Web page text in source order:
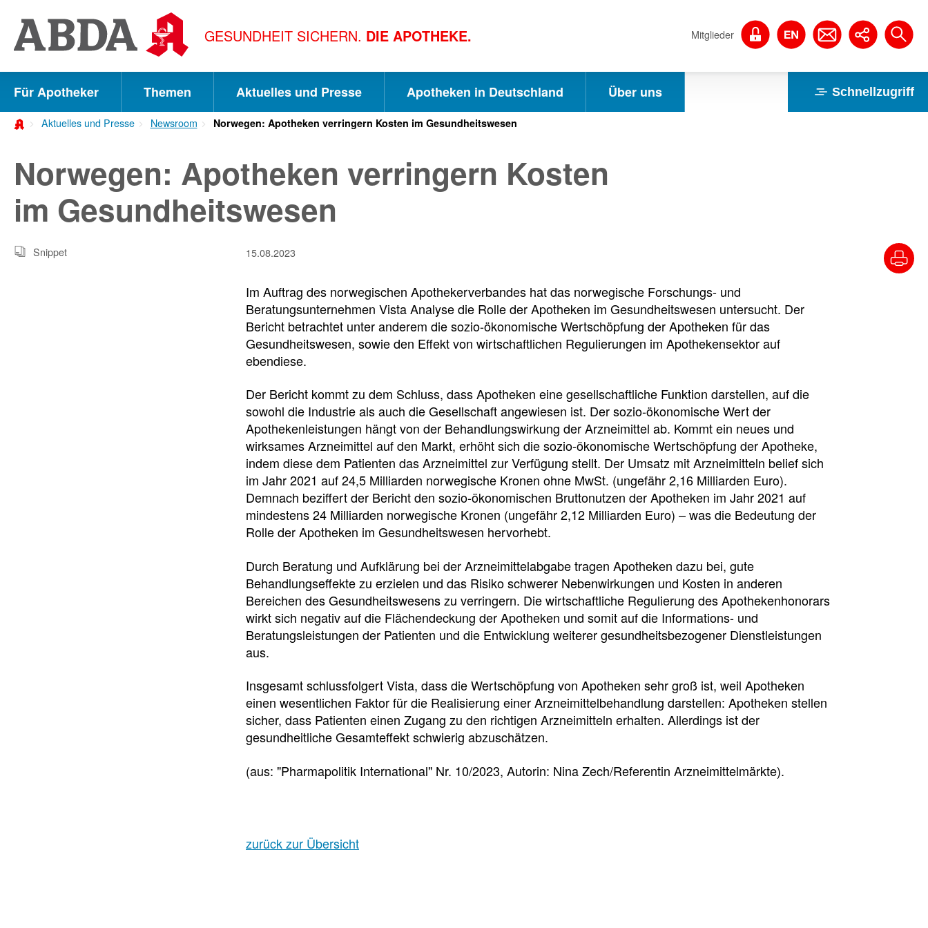
direkt
zu:
zur
Hauptnavigation
zur
zum
Inhalt
Suche
GESUNDHEIT SICHERN. DIE APOTHEKE. Mitglieder
Für Apotheker Themen Aktuelles und Presse Apotheken in Deutschland Über uns Schnellzugriff
Aktuelles und Presse Newsroom Norwegen: Apotheken verringern Kosten im Gesundheitswesen
Norwegen: Apotheken verringern Kosten
im Gesundheitswesen
Snippet 15.08.2023
Im Auftrag des norwegischen Apothekerverbandes hat das norwegische Forschungs- und
Beratungsunternehmen Vista Analyse die Rolle der Apotheken im Gesundheitswesen untersucht. Der
Bericht betrachtet unter anderem die sozio-ökonomische Wertschöpfung der Apotheken für das
Gesundheitswesen, sowie den Effekt von wirtschaftlichen Regulierungen im Apothekensektor auf
ebendiese.
Der Bericht kommt zu dem Schluss, dass Apotheken eine gesellschaftliche Funktion darstellen, auf die
sowohl die Industrie als auch die Gesellschaft angewiesen ist. Der sozio-ökonomische Wert der
Apothekenleistungen hängt von der Behandlungswirkung der Arzneimittel ab. Kommt ein neues und
wirksames Arzneimittel auf den Markt, erhöht sich die sozio-ökonomische Wertschöpfung der Apotheke,
indem diese dem Patienten das Arzneimittel zur Verfügung stellt. Der Umsatz mit Arzneimitteln belief sich
im Jahr 2021 auf 24,5 Milliarden norwegische Kronen ohne MwSt. (ungefähr 2,16 Milliarden Euro).
Demnach beziffert der Bericht den sozio-ökonomischen Bruttonutzen der Apotheken im Jahr 2021 auf
mindestens 24 Milliarden norwegische Kronen (ungefähr 2,12 Milliarden Euro) – was die Bedeutung der
Rolle der Apotheken im Gesundheitswesen hervorhebt.
Durch Beratung und Aufklärung bei der Arzneimittelabgabe tragen Apotheken dazu bei, gute
Behandlungseffekte zu erzielen und das Risiko schwerer Nebenwirkungen und Kosten in anderen
Bereichen des Gesundheitswesens zu verringern. Die wirtschaftliche Regulierung des Apothekenhonorars
wirkt sich negativ auf die Flächendeckung der Apotheken und somit auf die Informations- und
Beratungsleistungen der Patienten und die Entwicklung weiterer gesundheitsbezogener Dienstleistungen
aus.
Insgesamt schlussfolgert Vista, dass die Wertschöpfung von Apotheken sehr groß ist, weil Apotheken
einen wesentlichen Faktor für die Realisierung einer Arzneimittelbehandlung darstellen: Apotheken stellen
sicher, dass Patienten einen Zugang zu den richtigen Arzneimitteln erhalten. Allerdings ist der
gesundheitliche Gesamteffekt schwierig abzuschätzen.
(aus: "Pharmapolitik International" Nr. 10/2023, Autorin: Nina Zech/Referentin Arzneimittelmärkte).
zurück zur Übersicht
S
n
e
l
l
z
u
g
r
i
f
f
Tauchen
Sie
direkt
ein
S
t
e
t
e
i
l
e
n
Newsdetail
S
h
e